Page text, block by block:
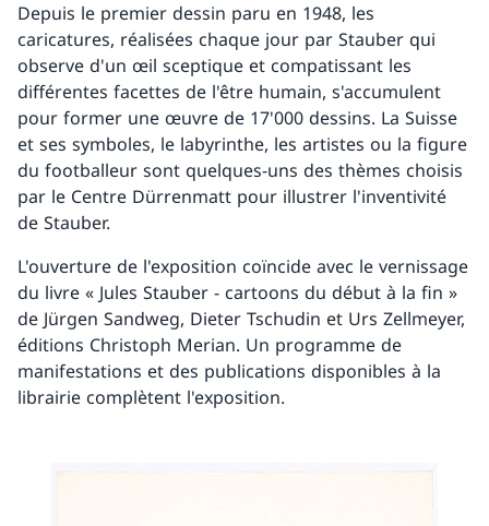
Depuis le premier dessin paru en 1948, les
caricatures, réalisées chaque jour par Stauber qui
observe d'un œil sceptique et compatissant les
différentes facettes de l'être humain, s'accumulent
pour former une œuvre de 17'000 dessins. La Suisse
et ses symboles, le labyrinthe, les artistes ou la figure
du footballeur sont quelques-uns des thèmes choisis
par le Centre Dürrenmatt pour illustrer l'inventivité
de Stauber.
L'ouverture de l'exposition coïncide avec le vernissage
du livre « Jules Stauber - cartoons du début à la fin »
de Jürgen Sandweg, Dieter Tschudin et Urs Zellmeyer,
éditions Christoph Merian. Un programme de
manifestations et des publications disponibles à la
librairie complètent l'exposition.